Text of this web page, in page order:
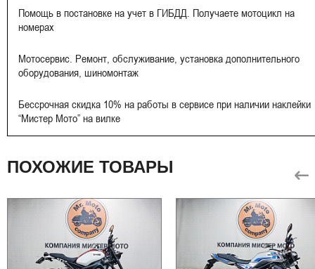
Помощь в постановке на учет в ГИБДД. Получаете мотоцикл на
номерах
Мотосервис. Ремонт, обслуживание, установка дополнительного
оборудования, шиномонтаж
Бессрочная скидка 10% на работы в сервисе при наличии наклейки
“Мистер Мото” на вилке
ПОХОЖИЕ ТОВАРЫ